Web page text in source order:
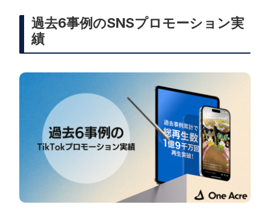
過去6事例のSNSプロモーション実
績